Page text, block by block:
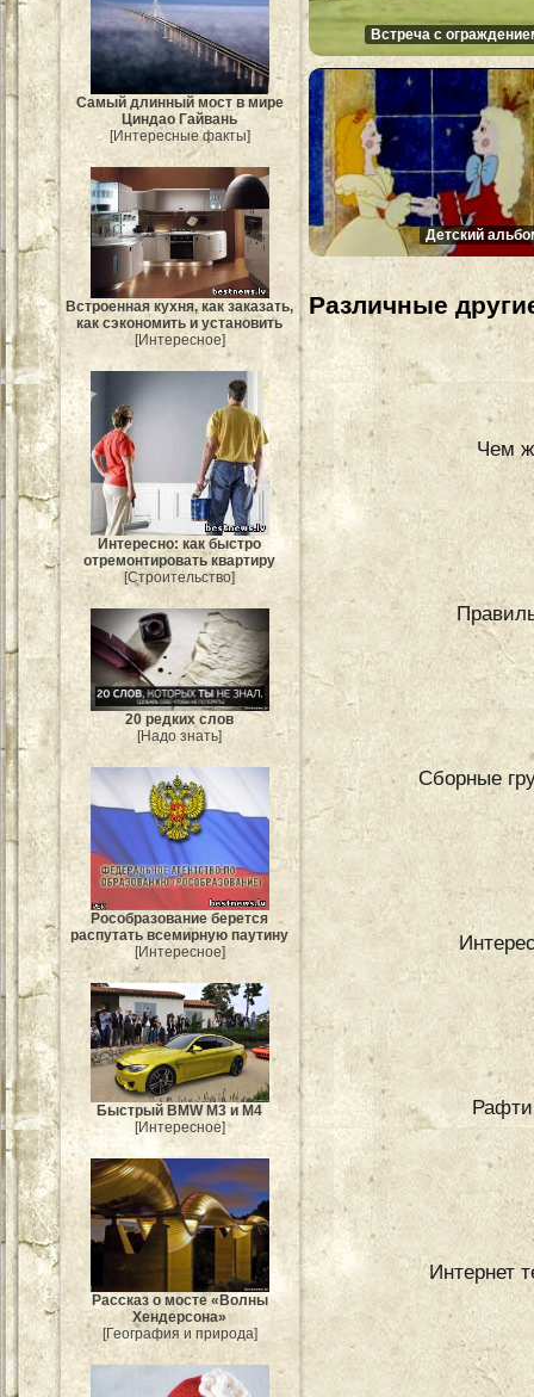
Самый длинный мост в мире
Циндао Гайвань
[Интересные факты]
Встроенная кухня, как заказать,
как сэкономить и установить
[Интересное]
Интересно: как быстро
отремонтировать квартиру
[Строительство]
20 редких слов
[Надо знать]
Рособразование берется
распутать всемирную паутину
[Интересное]
Быстрый BMW M3 и M4
[Интересное]
Рассказ о мосте «Волны
Хендерсона»
[География и природа]
Встреча с
Детский
Различные
Чем
Сборные
Интернет